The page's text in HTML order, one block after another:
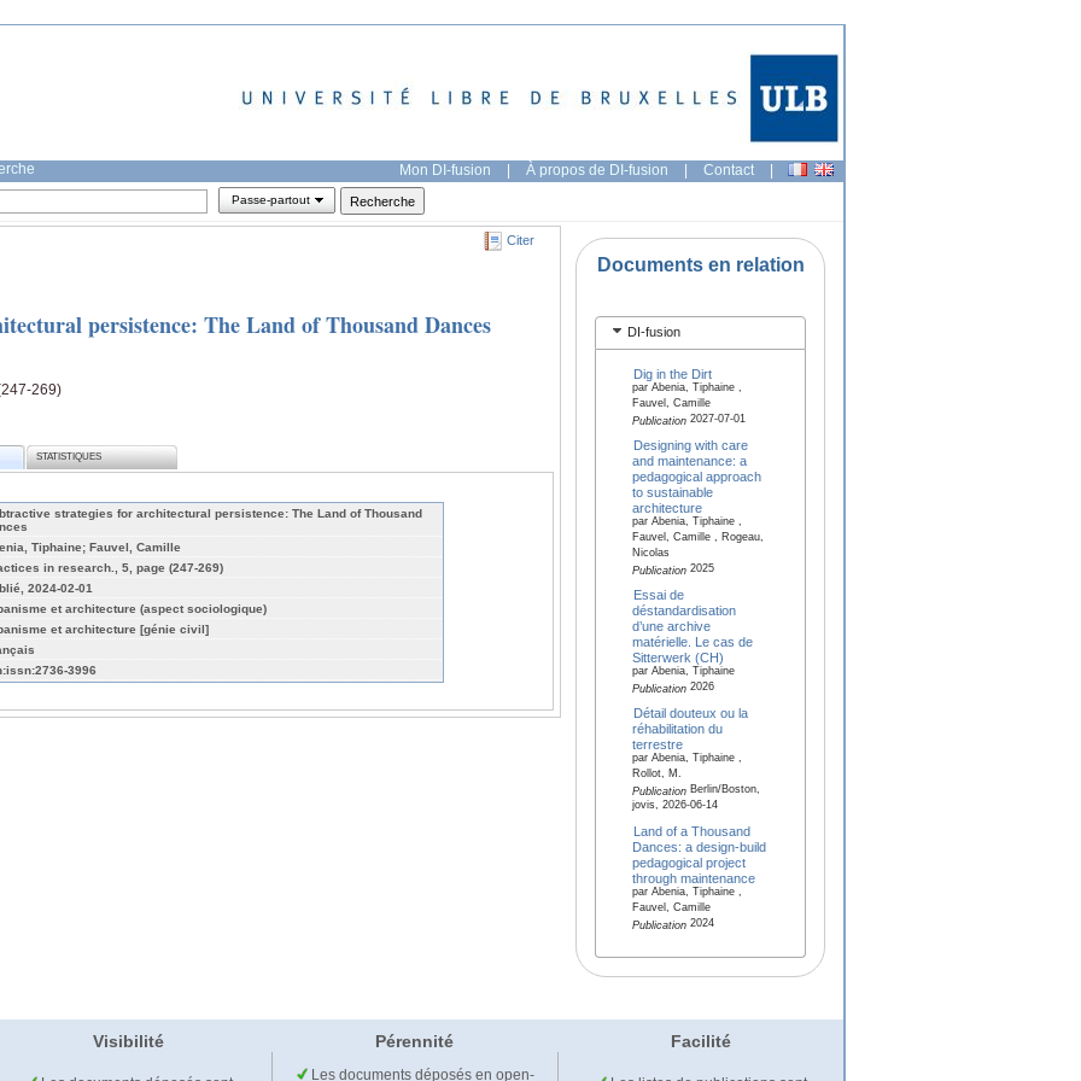
Mon DI-fusion | À propos de DI-fusion | Contact |
Passe-partout
Citer
persistence: The Land of Thousand Dances
269)
STATISTIQUES
strategies for architectural persistence: The Land of Thousand
Tiphaine; Fauvel, Camille
in research., 5, page (247-269)
2024-02-01
et architecture (aspect sociologique)
et architecture [génie civil]
3996
Documents en relation
DI-fusion
Dig in the Dirt
par Abenia, Tiphaine ,
Fauvel, Camille
Publication2027-07-01
Designing with care
and maintenance: a
pedagogical approach
to sustainable
architecture
par Abenia, Tiphaine ,
Fauvel, Camille , Rogeau,
Nicolas
Publication2025
Essai de
déstandardisation
d’une archive
matérielle. Le cas de
Sitterwerk (CH)
par Abenia, Tiphaine
Publication2026
Détail douteux ou la
réhabilitation du
terrestre
par Abenia, Tiphaine ,
Rollot, M.
PublicationBerlin/Boston,
jovis, 2026-06-14
Land of a Thousand
Dances: a design-build
pedagogical project
through maintenance
par Abenia, Tiphaine ,
Fauvel, Camille
Publication2024
Visibilité Pérennité Facilité
Les documents déposés en open-